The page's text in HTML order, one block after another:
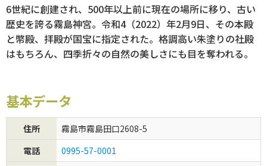
クーポン
初めてご利用の方
クーポンご利用について
6世紀に創建され、500年以上前に現在の場所に移り、古い
歴史を誇る霧島神宮。令和4（2022）年2月9日、その本殿
と幣殿、拝殿が国宝に指定された。格調高い朱塗りの社殿
はもちろん、四季折々の自然の美しさにも目を奪われる。
基本データ
住所
霧島市霧島田口2608-5
電話
0995-57-0001